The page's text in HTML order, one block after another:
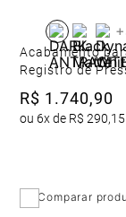
+
Acabamento
Registro de
1/2 e 3/4 com
Mecanismo 1/2
Redondo
R$ 1 .740,90
ou6x de R$ 290,15
Comparar